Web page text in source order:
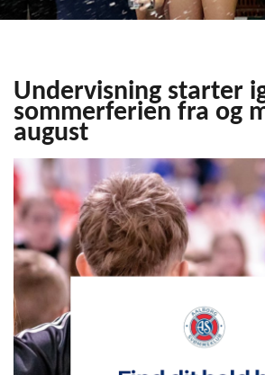
Undervisning starter
sommerferien fra og
august